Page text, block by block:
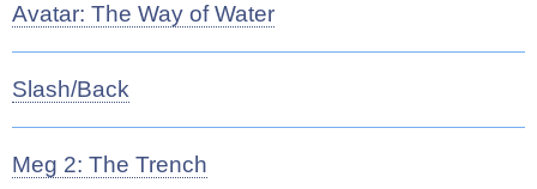
Avatar: The Way of Water
Slash/Back
Meg 2: The Trench